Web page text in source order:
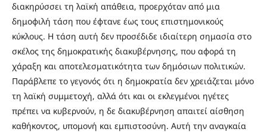
διακηρύσσει τη λαϊκή απάθεια, προερχόταν από μια
δημοφιλή τάση που έφτανε έως τους επιστημονικούς
κύκλους. Η τάση αυτή δεν προσέδιδε ιδιαίτερη σημασία στο
σκέλος της δημοκρατικής διακυβέρνησης, που αφορά τη
χάραξη και αποτελεσματικότητα των δημόσιων πολιτικών.
Παράβλεπε το γεγονός ότι η δημοκρατία δεν χρειάζεται μόνο
τη λαϊκή συμμετοχή, αλλά ότι και οι εκλεγμένοι ηγέτες
πρέπει να κυβερνούν, η δε διακυβέρνηση απαιτεί αίσθηση
καθήκοντος, υπομονή και εμπιστοσύνη. Αυτή την αναγκαία